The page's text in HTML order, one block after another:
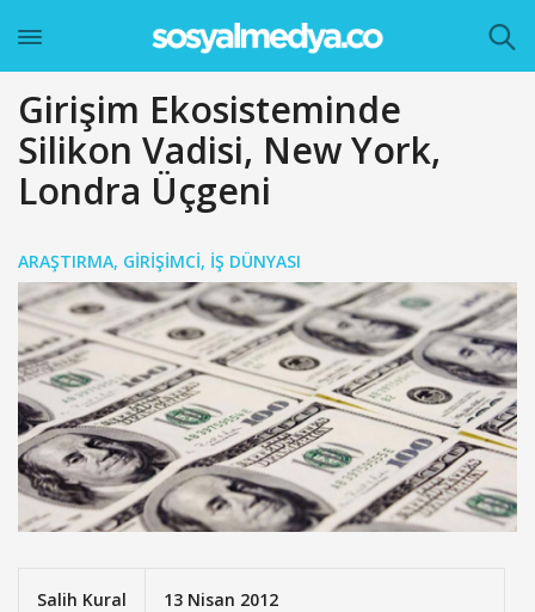
Girişim Ekosisteminde
Silikon Vadisi, New York,
Londra Üçgeni
ARAŞTIRMA, GIRIŞIMCI, İŞ DÜNYASI
Salih Kural 13 Nisan 2012